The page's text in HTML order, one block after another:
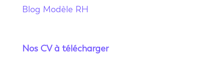
Blog Modèle RH
Nos CV à télécharger